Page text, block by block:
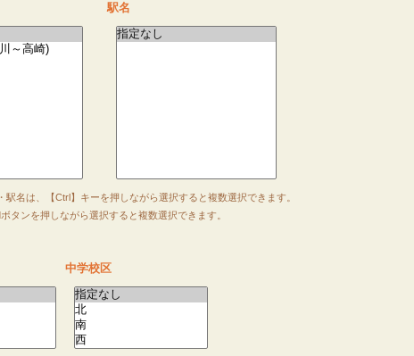
駅名
名は、【Ctrl】キーを押しながら選択すると複数選択できます。
タンを押しながら選択すると複数選択できます。
中学校区